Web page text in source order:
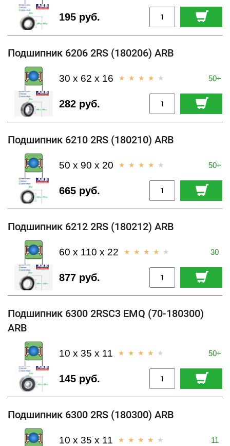
195 руб.
Подшипник 6206 2RS (180206) ARB
50+
282 руб.
30 x 62 x 16
Подшипник 6210 2RS (180210) ARB
50+
665 руб.
50 x 90 x 20
Подшипник 6212 2RS (180212) ARB
30
877 руб.
60 x 110 x 22
Подшипник 6300 2RSC3 EMQ (70-180300)
ARB
50+
145 руб.
10 x 35 x 11
Подшипник 6300 2RS (180300) ARB
11
10 x 35 x 11